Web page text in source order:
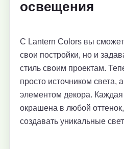
освещения
С Lantern Colors вы
свои постройки, но и
стиль своим проектам.
просто источником света,
элементом декора.
окрашена в любой
создавать уникальные